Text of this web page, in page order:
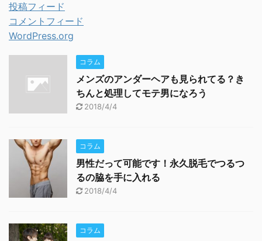
投稿フィード
コメントフィード
WordPress.org
コラム
メンズのアンダーヘアも見られてる？き
ちんと処理してモテ男になろう
2018/4/4
コラム
男性だって可能です！永久脱毛でつるつ
るの脇を手に入れる
2018/4/4
コラム